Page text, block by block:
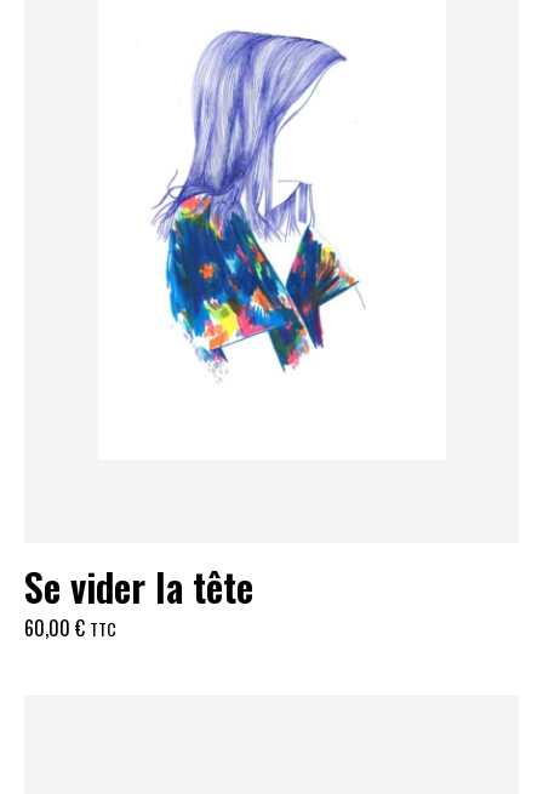
Se vider la tête
60,00 € TTC